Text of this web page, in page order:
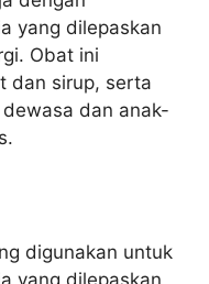
yang dilepaskan
Obat ini
dan sirup, serta
dan anak-
digunakan untuk
yang dilepaskan